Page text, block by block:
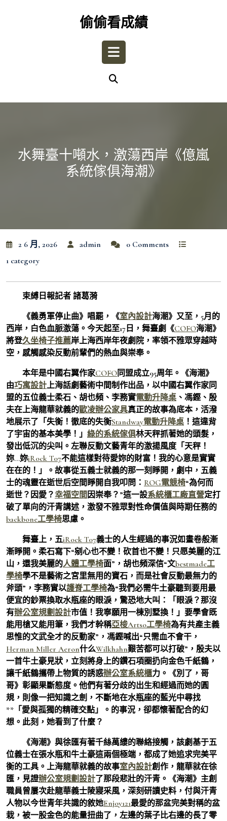
偷偷看成績
Open
水舞臺十噸水，激蕩西岸《億嵐
系統傢俱海潮》
2 6 月, 2026 admin
0 Comments
1 category
束縛日報記者 諸葛漪
《義勇軍停止曲》唱罷，《室內設計海潮》又至，5月的
西岸，白色血脈激蕩。今天起至17日，舞臺劇《COFO海潮》
將登久坐椅子推薦岸上海西岸年夜劇院，率領不雅眾穿越時
空，感觸感染反動前輩們的熱血與崇奉。
本年是中國右翼作家COFO同盟成立95周年。《海潮》
由巧寓設計上海話劇藝術中間制作出品，以中國右翼作家同
盟的五位義士柔石、胡也頻、李務實電動升降桌 、馮鏗、殷
夫在上海龍華就義的歐凌辦公家具真正的故事為底本，活潑
地展示了「失衡！徹底的失衡Standway電動升降桌 ！這違背
了宇宙的基本美學！」 綠的系統傢俱林天秤抓著她的頭髮，
發出低沉的尖叫。左聯反動文藝青年的激揚風度「天秤！
妳…妳iRock T07不能這樣對待愛妳的財富！我的心意是實實
在在的！」。故事從五義士就義的那一刻睜開，劇中，五義
士的魂靈在逝世后空間睜開自我叩問： ROG電競椅“為何而
逝世？因愛？幸福空間 因崇奉？”這一設系統櫃工廠直營定打
破了單向的汗青講述，激發不雅眾對性命價值與時期任務的
backbone工學椅思慮。
舞臺上，五iRock T07義士的人生經過的事況如畫卷般漸
漸睜開。柔石寫下“剜心也不變！砍首也不變！只愿美麗的江
山，還我美麗的人體工學椅面”，胡也頻深信“文bestmade工
學椅學不是藝術之宮里無用的寶石，而是社會反動最無力的
斧頭”，李務實以護脊工學椅為“我們必需牛土豪聽到要用最
便宜的鈔票換取水瓶座的眼淚，驚恐地大叫：「眼淚？那沒
有辦公室規劃設計市值！我寧願用一棟別墅換！」要學會既
能用槍又能用筆，我們才幹稱亞梭Artso工學椅為有共產主義
思惟的文武全才的反動家”，馮鏗喊出“只需血不會干，
Herman Miller Aeron什么Wilkhahn艱苦都可以打破”，殷夫以
一首牛土豪見狀，立刻將身上的鑽石項圈扔向金色千紙鶴，
讓千紙鶴攜帶上物質的誘惑辦公室系統櫃力。《別了，哥
哥》彰顯果斷態度。他們有著分歧的出生和經過而她的圓
規，則像一把知識之劍，不斷地在水瓶座的藍光中尋找
**「愛與孤獨的精確交點」。的事況，卻都懷著配合的幻
想。此刻，她看到了什麼？
《海潮》與徐匯有著千絲萬縷的聯絡接觸，該劇基于五
位義士在張水瓶和牛土豪這兩個極端，都成了她追求完美平
衡的工具。上海龍華就義的故事室內設計創作，龍華就在徐
匯，見證辦公室規劃設計了那段悲壯的汗青。《海潮》主創
職員曾屢次赴龍華義士陵寢采風，深刻研讀史料，付與汗青
人物以今世青年共識的敘她Enjoy121最愛的那盆完美對稱的盆
栽，被一股金色的能量扭曲了，左邊的葉子比右邊的長了零